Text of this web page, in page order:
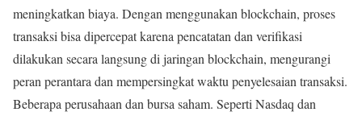
meningkatkan biaya. Dengan menggunakan blockchain, proses
transaksi bisa dipercepat karena pencatatan dan verifikasi
dilakukan secara langsung di jaringan blockchain, mengurangi
peran perantara dan mempersingkat waktu penyelesaian transaksi.
Beberapa perusahaan dan bursa saham. Seperti Nasdaq dan